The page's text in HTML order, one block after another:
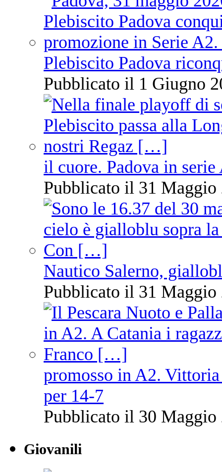
Plebiscito Padova
Pubblicato il 1 Giugno
il cuore. Padova in serie
Pubblicato il 31 Maggio
Nautico Salerno,
Pubblicato il 31 Maggio
promosso in A2.
per 14-7
Pubblicato il 30 Maggio
Giovanili